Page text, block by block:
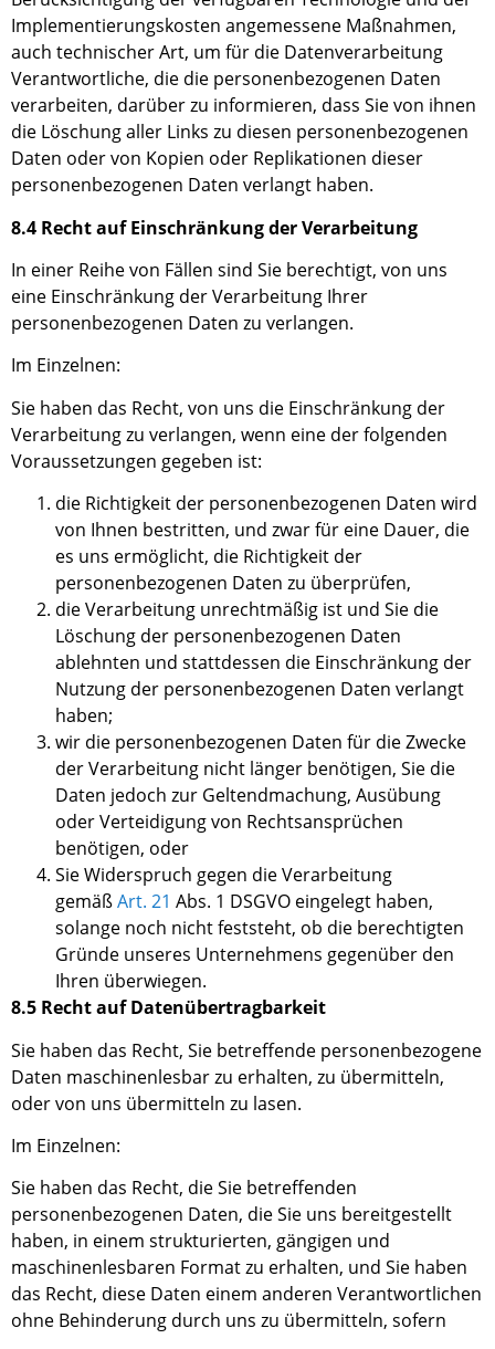
Implementierungskosten angemessene Maßnahmen,
auch technischer Art, um für die Datenverarbeitung
Verantwortliche, die die personenbezogenen Daten
verarbeiten, darüber zu informieren, dass Sievon ihnen
die Löschung aller Links zu diesen personenbezogenen
Daten oder von Kopien oder Replikationen dieser
personenbezogenen Daten verlangt haben.
8.4 Recht auf Einschränkung der Verarbeitung
In einer Reihe von Fällen sind Sie berechtigt, von uns
eine Einschränkung der Verarbeitung Ihrer
personenbezogenen Daten zu verlangen.
Im Einzelnen:
Sie haben das Recht, von uns die Einschränkung der
Verarbeitung zu verlangen, wenn eine der folgenden
Voraussetzungen gegeben ist:
die Richtigkeit der personenbezogenen Daten wird
von Ihnen bestritten, und zwar für eine Dauer, die
es uns ermöglicht, die Richtigkeit der
personenbezogenen Daten zu überprüfen,
die Verarbeitung unrechtmäßig ist und Sie die
Löschung der personenbezogenen Daten
ablehnten und stattdessen die Einschränkung der
Nutzung der personenbezogenen Daten verlangt
haben;
wir die personenbezogenen Daten für die Zwecke
der Verarbeitung nicht länger benötigen, Sie die
Daten jedoch zur Geltendmachung, Ausübung
oder Verteidigung von Rechtsansprüchen
benötigen, oder
Sie Widerspruch gegen die Verarbeitung
gemäßArt. 21 Abs. 1 DSGVO eingelegt haben,
solange noch nicht feststeht, ob die berechtigten
Gründe unseres Unternehmens gegenüber den
Ihren überwiegen.
8.5 Recht auf Datenübertragbarkeit
Sie haben das Recht, Sie betreffende personenbezogene
Daten maschinenlesbar zu erhalten, zu übermitteln,
oder von uns übermitteln zu lasen.
Im Einzelnen:
Sie haben das Recht, die Sie betreffenden
personenbezogenen Daten, dieSie uns bereitgestellt
haben, in einem strukturierten, gängigen und
maschinenlesbaren Format zu erhalten, und Sie haben
das Recht, diese Daten einem anderen Verantwortlichen
ohne Behinderung durch uns zu übermitteln, sofern